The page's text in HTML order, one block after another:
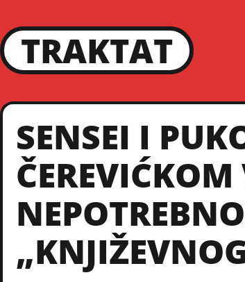
TRAKTAT
SENSEI I